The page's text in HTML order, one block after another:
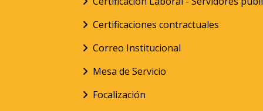
Certificaciones contractuales
Correo Institucional
Mesa de Servicio
Focalización